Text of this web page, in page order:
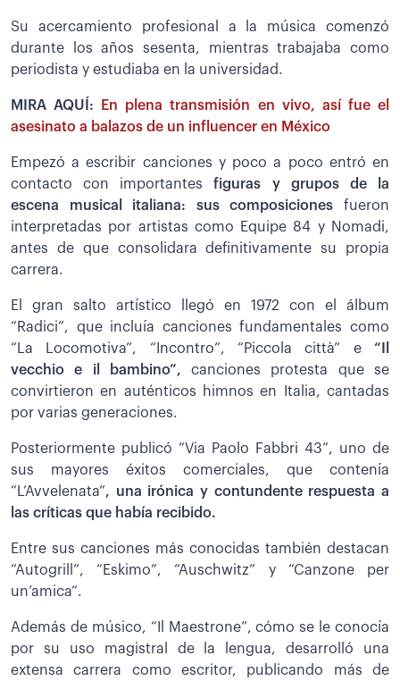
Su acercamiento profesional a la música comenzó
durante los años sesenta, mientras trabajaba como
periodista y estudiaba en la universidad.
MIRA AQUÍ:
En plena transmisión en vivo, así fue el
asesinato a balazos de un influencer en México
Empezó a escribir canciones y poco a poco entró en
contacto con importantesfiguras y grupos de la
escena musical italiana: sus composiciones fueron
interpretadas por artistas como Equipe 84 y Nomadi,
antes de que consolidara definitivamente su propia
carrera.
El gran salto artístico llegó en 1972 con el álbum
“Radici”, que incluía canciones fundamentales como
“La Locomotiva”, “Incontro”, “Piccola città” e“Il
vecchio e il bambino”, canciones protesta que se
convirtieron en auténticos himnos en Italia, cantadas
por varias generaciones.
Posteriormente publicó “Via Paolo Fabbri 43”, uno de
sus mayores éxitos comerciales, que contenía
“L’Avvelenata”, una irónica y contundente respuesta a
las críticas que había recibido.
Entre sus canciones más conocidas también destacan
“Autogrill”, “Eskimo”, “Auschwitz” y “Canzone per
un’amica”.
Además de músico, “Il Maestrone”, cómo se le conocía
por su uso magistral de la lengua, desarrolló una
extensa carrera como escritor, publicando más de